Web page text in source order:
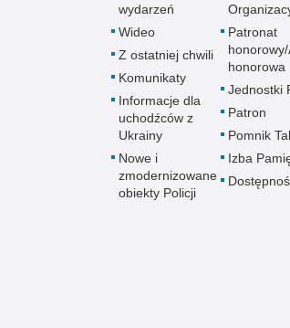
wydarzeń
Wideo
Z ostatniej chwili
Komunikaty
Informacje dla
uchodźców z
Ukrainy
Nowe i
zmodernizowane
obiekty Policji
Patronat
honorowa
Jednostki
Patron
Pomnik
Izba